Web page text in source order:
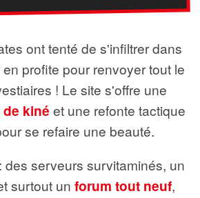
ont tenté de s'infiltrer dans
profite pour renvoyer tout le
! Le site s'offre une
kiné et une refonte tactique
se refaire une beauté.
des serveurs survitaminés, un
surtout un forum tout neuf,